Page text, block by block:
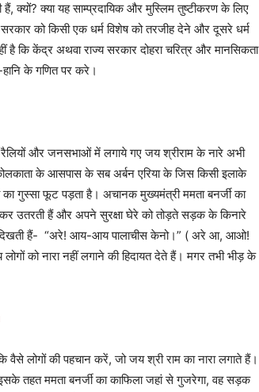
क्यों? क्या यह साम्प्रदायिक और मुस्लिम तुष्टीकरण के लिए
को किसी एक धर्म विशेष को तरजीह देने और दूसरे धर्म
है कि केंद्र अथवा राज्य सरकार दोहरा चरित्र और मानसिकता
हानि के गणित पर करे।
रैलियों और जनसभाओं में लगाये गए जय श्रीराम के नारे अभी
के आसपास के सब अर्बन एरिया के जिस किसी इलाके
गुस्सा फूट पड़ता है। अचानक मुख्यमंत्री ममता बनर्जी का
उतरती हैं और अपने सुरक्षा घेरे को तोड़ते सड़क के किनारे
हैं- “अरे! आय-आय पालाचीस केनो।” ( अरे आ, आओ!
को नारा नहीं लगाने की हिदायत देते हैं। मगर तभी भीड़ के
लोगों की पहचान करें, जो जय श्री राम का नारा लगाते हैं।
तहत ममता बनर्जी का काफिला जहां से गुजरेगा, वह सड़क